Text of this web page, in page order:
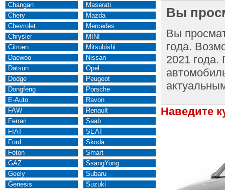
Changan
Chery
Chevrolet
Chrysler
Citroen
Daewoo
Datsun
Dodge
Dongfeng
E-Auto
FAW
Ferrari
FIAT
Ford
Foton
GAZ
Geely
Genesis
Maserati
Mazda
Mercedes
MINI
Mitsubishi
Nissan
Opel
Peugeot
Porsche
Ravon
Renault
Saab
SEAT
Skoda
Smart
SsangYong
Subaru
Suzuki
Вы
Вы
года.
2021 года.
Наведите